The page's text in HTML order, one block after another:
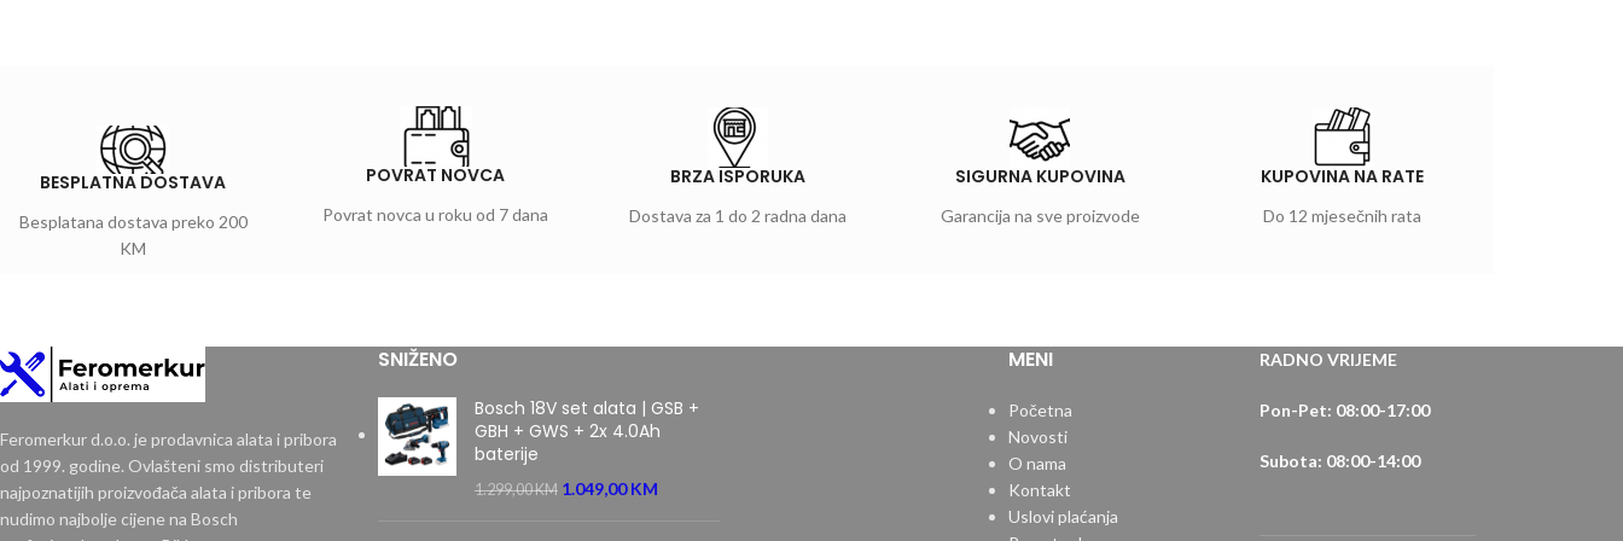
BESPLATNA DOSTAVA
Besplatana dostava preko 200
KM
POVRAT NOVCA
Povrat novca u roku od 7 dana
BRZA ISPORUKA
Dostava za 1 do 2 radna dana
SIGURNA KUPOVINA
Garancija na sve proizvode
KUPOVINA NA RATE
Do 12 mjesečnih rata
Feromerkur d.o.o. je prodavnica alata i pribora
od 1999. godine. Ovlašteni smo distributeri
najpoznatijih proizvođača alata i pribora te
nudimo najbolje cijene na Bosch
SNIŽENO
Bosch 18V set alata | GSB +
GBH + GWS + 2x 4.0Ah
baterije
1.299,00KM 1.049,00KM
MENI
Početna
Novosti
O nama
Kontakt
Uslovi plaćanja
RADNO VRIJEME
Pon-Pet: 08:00-17:00
Subota: 08:00-14:00